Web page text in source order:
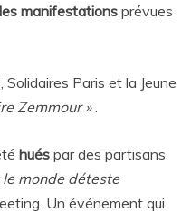
manifestationsprévues
Paris et la Jeune
Zemmour »
hués par des partisans
le monde déteste
Un événement qui